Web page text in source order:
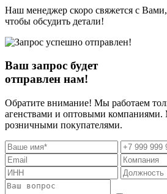
Наш менеджер скоро свяжется с Вами,
чтобы обсудить детали!
Ваш запрос будет
отправлен нам!
Обратите внимание! Мы работаем
агенствами и оптовыми компаниями.
розничными покупателями.